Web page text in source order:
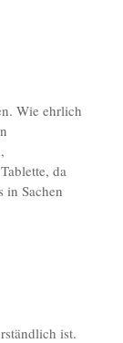
Wie ehrlich
da
in Sachen
ist.